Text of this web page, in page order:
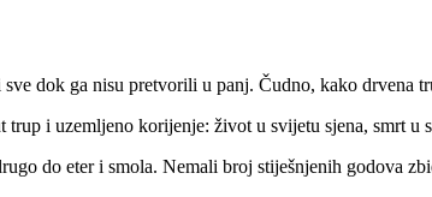
dok ga nisu pretvorili u panj. Čudno, kako drvena
i uzemljeno korijenje: život u svijetu sjena, smrt u
do eter i smola. Nemali broj stiješnjenih godova